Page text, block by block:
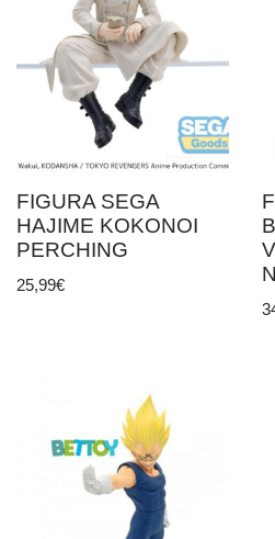
FIGURA SEGA
HAJIME KOKONOI
PERCHING
25,99€